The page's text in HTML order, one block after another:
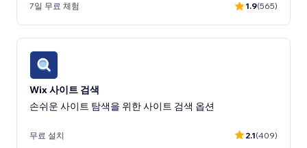
7일 무료 체험 1.9(565)
Wix 사이트 검색
무료 설치 2.1(409)